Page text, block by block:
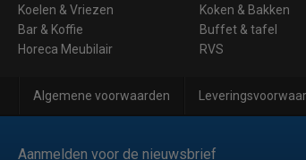
Koelen & Vriezen Koken & Bakken
Bar & Koffie
Buffet & tafel
Horeca Meubilair
RVS
Algemene voorwaarden
Aanmelden voor de nieuwsbrief